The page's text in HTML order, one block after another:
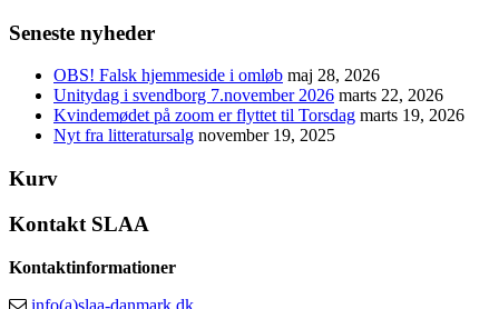
Seneste nyheder
OBS! Falsk hjemmeside i omløb maj 28, 2026
Unitydag i svendborg 7.november 2026 marts 22, 2026
Kvindemødet på zoom er flyttet til Torsdag marts 19, 2026
Nyt fra litteratursalg november 19, 2025
Kurv
Kontakt SLAA
Kontaktinformationer
info(a)slaa-danmark.dk